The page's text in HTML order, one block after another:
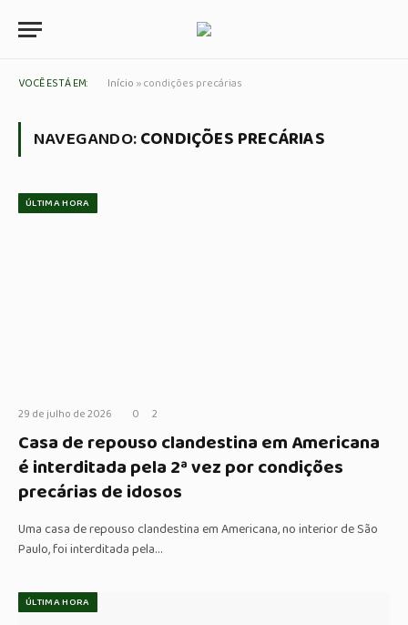
VOCÊ ESTÁ EM: Início »condições precárias
NAVEGANDO:CONDIÇÕES PRECÁRIAS
ÚLTIMA HORA
29 de julho de 2026 0 2
Casa de repouso clandestina em Americana
é interditada pela 2ª vez por condições
precárias de idosos
Uma casa de repouso clandestina em Americana, no interior de São
Paulo, foi interditada pela…
ÚLTIMA HORA